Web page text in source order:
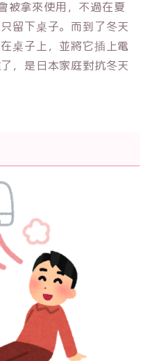
被拿來使用，不過在夏
留下桌子。而到了冬天
桌子上，並將它插上電
，是日本家庭對抗冬天